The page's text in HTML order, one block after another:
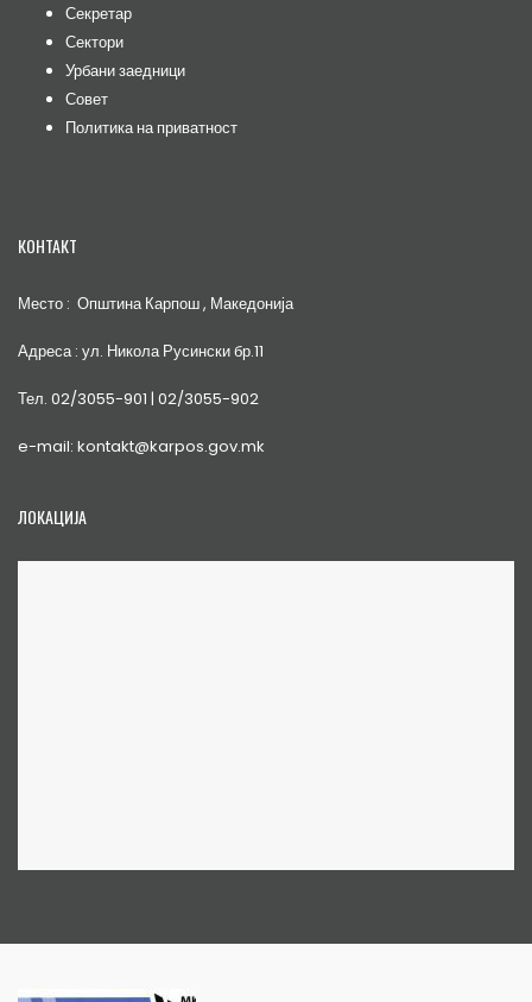
Секретар
Сектори
Урбани заедници
Совет
Политика на приватност
КОНТАКТ
Место : Општина Карпош , Македонија
Адреса : ул. Никола Русински бр.11
Тел. 02/3055-901 | 02/3055-902
e-mail: kontakt@karpos.gov.mk
ЛОКАЦИЈА